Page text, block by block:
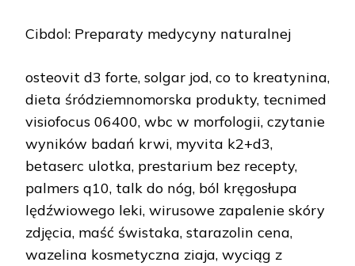
Cibdol: Preparaty medycyny naturalnej
osteovit d3 forte, solgar jod, co to kreatynina,
dieta śródziemnomorska produkty, tecnimed
visiofocus 06400, wbc w morfologii, czytanie
wyników badań krwi, myvita k2+d3,
betaserc ulotka, prestarium bez recepty,
palmers q10, talk do nóg, ból kręgosłupa
lędźwiowego leki, wirusowe zapalenie skóry
zdjęcia, maść świstaka, starazolin cena,
wazelina kosmetyczna ziaja, wyciąg z